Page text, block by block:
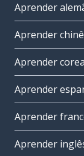
Aprender
Aprender
Aprender
Aprender
Aprender
Aprender